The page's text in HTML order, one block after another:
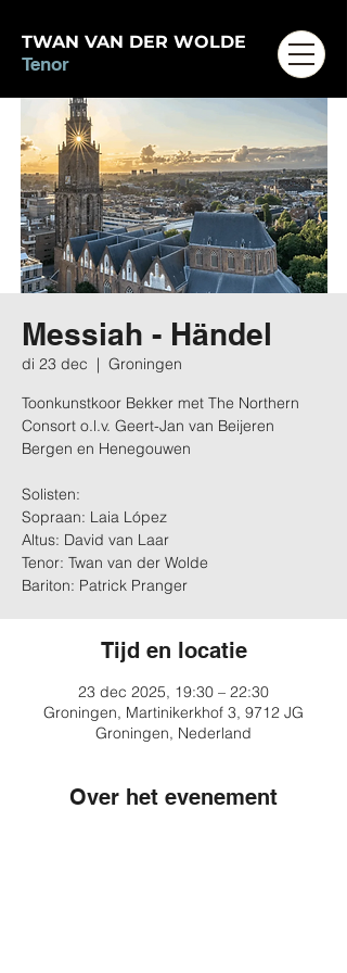
TWAN VAN DER WOLDE
Tenor
Messiah - Händel
di 23 dec
  |
Groningen
Toonkunstkoor Bekker met The Northern
Consort o.l.v. Geert-Jan van Beijeren
Bergen en Henegouwen
Solisten:
Sopraan: Laia López
Altus: David van Laar
Tenor: Twan van der Wolde
Bariton: Patrick Pranger
Tijd en locatie
23 dec 2025, 19:30 – 22:30
Groningen, Martinikerkhof 3, 9712 JG
Groningen, Nederland
Over het evenement